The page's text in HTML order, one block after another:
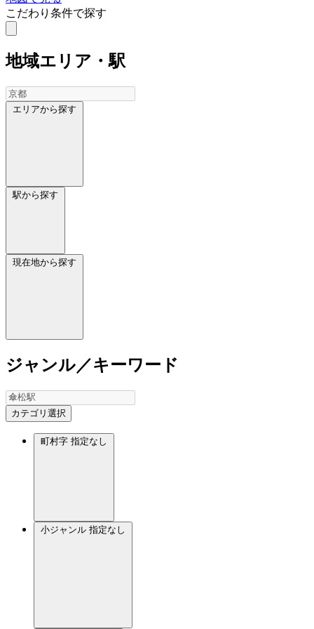
こだわり条件で探す
地域エリア・駅
エリアから探す
駅から探す
現在地から探す
ジャンル／キーワード
カテゴリ選択
町村字 指定なし
小ジャンル 指定なし